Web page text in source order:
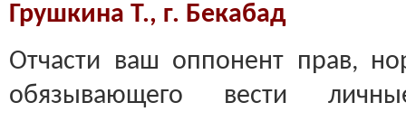
Грушкина Т., г. Бекабад
Отчасти ваш оппонент прав,
обязывающего вести